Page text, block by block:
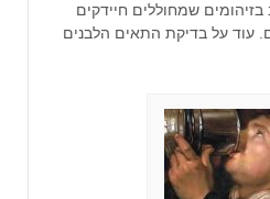
בזיהומים שמחוללים חיידקים
עוד על בדיקת התאים הלבנים